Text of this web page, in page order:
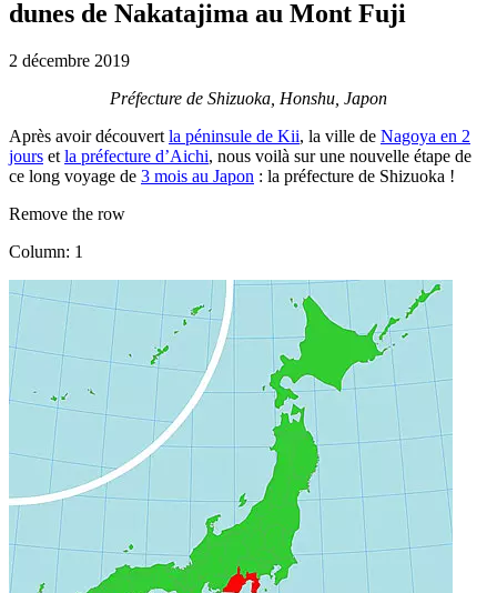
dunes de Nakatajima au Mont Fuji
2 décembre 2019
Préfecture de Shizuoka, Honshu, Japon
Après avoir découvert la péninsule de Kii, la ville de Nagoya en 2
jours et la préfecture d’Aichi, nous voilà sur une nouvelle étape de
ce long voyage de 3 mois au Japon : la préfecture de Shizuoka !
Remove the row
Column: 1